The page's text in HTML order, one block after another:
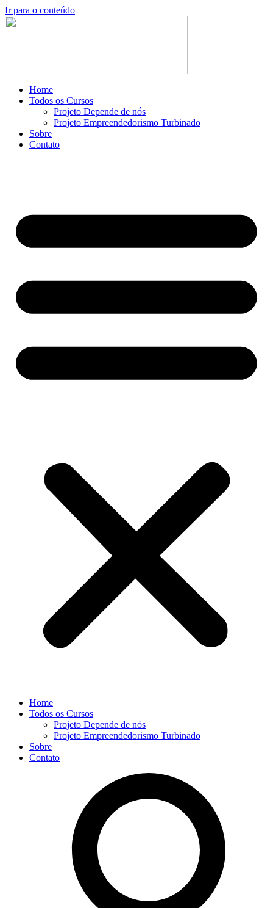
Ir para o conteúdo
Home
Todos os Cursos
Projeto Depende de nós
Projeto Empreendedorismo Turbinado
Sobre
Contato
Home
Todos os Cursos
Projeto Depende de nós
Projeto Empreendedorismo Turbinado
Sobre
Contato